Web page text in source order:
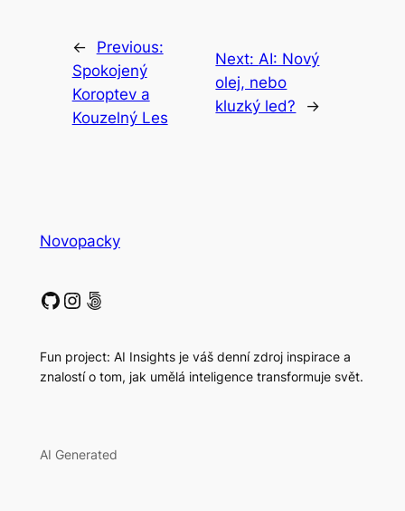
←
Previous:
Spokojený
Koroptev a
Kouzelný Les
Next: AI: Nový
olej, nebo
kluzký led?
→
Novopacky
GitHub Instagram 500px
Fun project: AI Insights je váš denní zdroj inspirace a
znalostí o tom, jak umělá inteligence transformuje svět.
AI Generated